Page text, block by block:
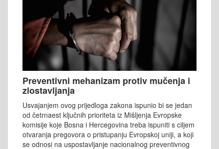
Preventivni mehanizam protiv mučenja i
zlostavljanja
Usvajanjem ovog prijedloga zakona ispunio bi se jedan
od četrnaest ključnih prioriteta iz Mišljenja Evropske
komisije koje Bosna i Hercegovina treba ispuniti s ciljem
otvaranja pregovora o pristupanju Evropskoj uniji, a koji
se odnosi na uspostavljanje nacionalnog preventivnog